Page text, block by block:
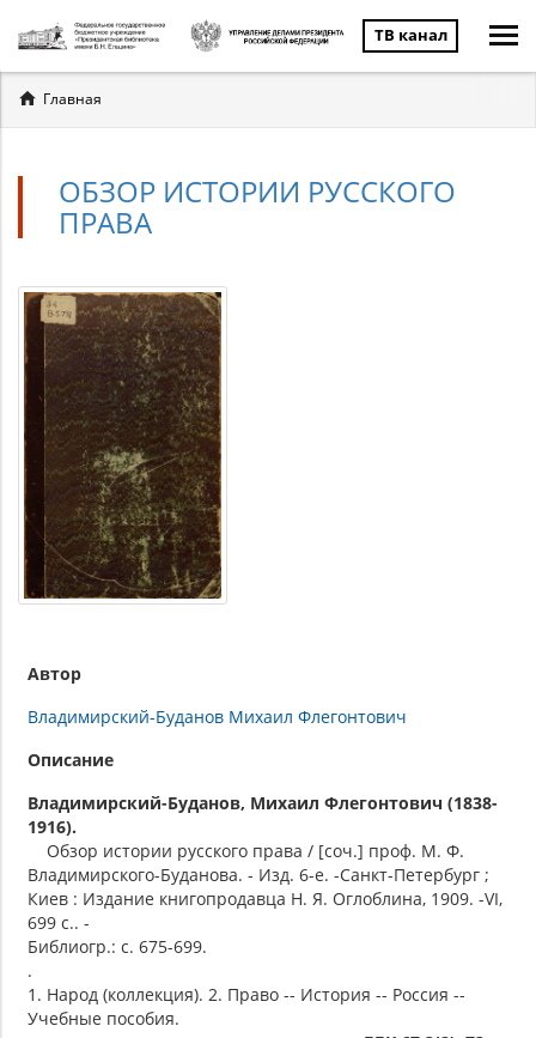
ТВ канал
Вы
здесь
Главная
ОБЗОР ИСТОРИИ РУССКОГО
ПРАВА
Автор
Владимирский-Буданов Михаил Флегонтович
Описание
Владимирский-Буданов, Михаил Флегонтович (1838-
1916).
Обзор истории русского права / [соч.] проф. М. Ф.
Владимирского-Буданова. - Изд. 6-е. -Санкт-Петербург ;
Киев : Издание книгопродавца Н. Я. Оглоблина, 1909. -VI,
699 c.. -
Библиогр.: с. 675-699.
.
1. Народ (коллекция). 2. Право -- История -- Россия --
Учебные пособия.